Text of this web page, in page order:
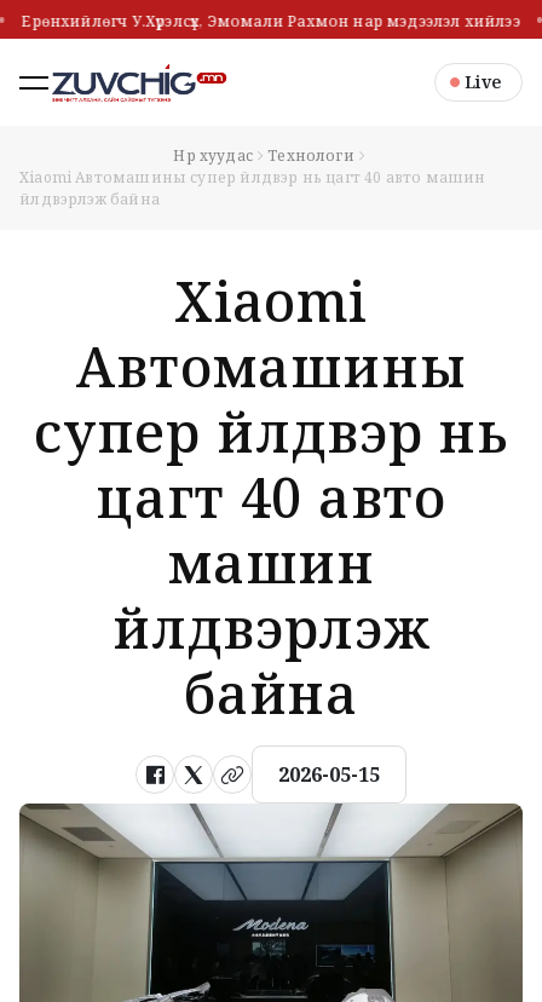
Ерөнхийлөгч У.Хүрэлсүх, Эмомали Рахмон нар мэдээлэл хийлээ
Live
Нүүр хуудас
Технологи
Xiaomi Автомашины супер үйлдвэр нь цагт 40 авто машин
үйлдвэрлэж байна
Xiaomi
Автомашины
супер үйлдвэр нь
цагт 40 авто
машин
үйлдвэрлэж
байна
2026-05-15